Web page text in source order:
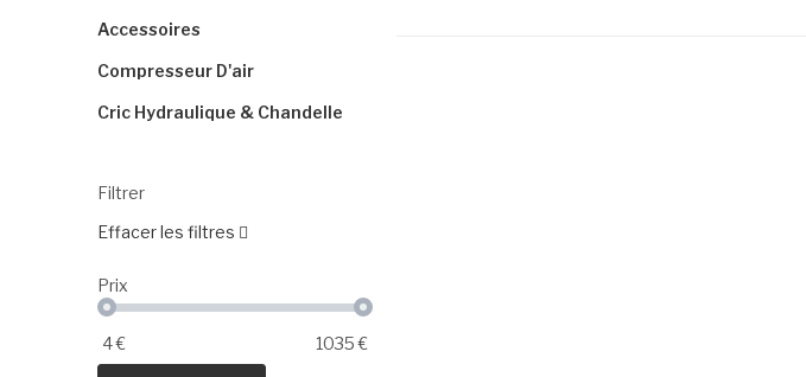
Accessoires
Compresseur D'air
Cric Hydraulique & Chandelle
Filtrer
Effacer les filtres
Prix
4€ 1035€